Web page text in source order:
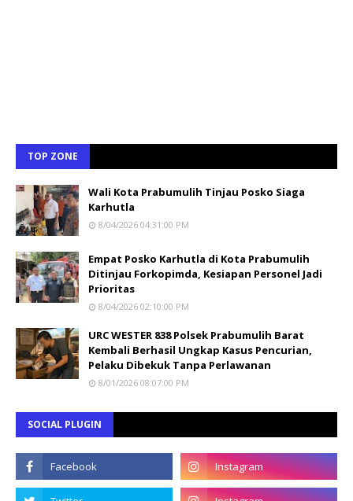
TOP ZONE
Wali Kota Prabumulih Tinjau Posko Siaga
Karhutla
8/04/2026 04:31:00 PM
Empat Posko Karhutla di Kota Prabumulih
Ditinjau Forkopimda, Kesiapan Personel Jadi
Prioritas
8/04/2026 02:10:00 PM
URC WESTER 838 Polsek Prabumulih Barat
Kembali Berhasil Ungkap Kasus Pencurian,
Pelaku Dibekuk Tanpa Perlawanan
8/01/2026 08:07:00 PM
SOCIAL PLUGIN